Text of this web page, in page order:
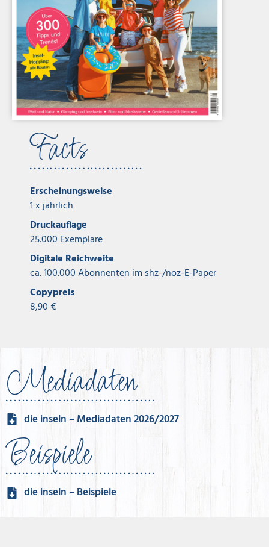
Facts
Erscheinungsweise
1 x jährlich
Druckauflage
25.000 Exemplare
Digitale Reichweite
ca. 100.000 Abonnenten im shz-/noz-E-Paper
Copypreis
8,90 €
Mediadaten
die inseln – Mediadaten 2026/2027
Beispiele
die inseln – Beispiele